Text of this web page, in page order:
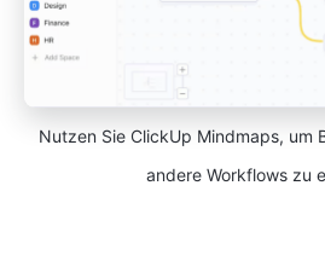
Nutzen Sie ClickUp Mindmaps, um
andere Workflows zu